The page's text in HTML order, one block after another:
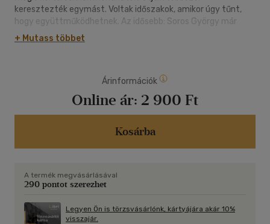
keresztezték egymást. Voltak időszakok, amikor úgy tűnt,
hogy együttműködhetnek. Az idősebb: Soros György már
meglett, kőgazdag, ereje teljében lévő férfiként, tele
társadalomátalakító tervekkel érkezett 1984-ben a magyar
világon fogalommá vált. A fiatalabb, Orbán Viktor az évtized
végén robbant be a magyar politikába, és mindjárt a
rendszerváltoztató erők vezetőjévé, az új, demokratikus
Magyarországot akarók reményének megtestesítőjévé vált.
Soros is rögtön meglátta benne a jövőt, és külföldi
+ Mutass többet
Árinformációk
Online ár: 2 900 Ft
Kosárba
A termék megvásárlásával
290 pontot szerezhet
Legyen Ön is törzsvásárlónk, kártyájára akár 10%
visszajár.